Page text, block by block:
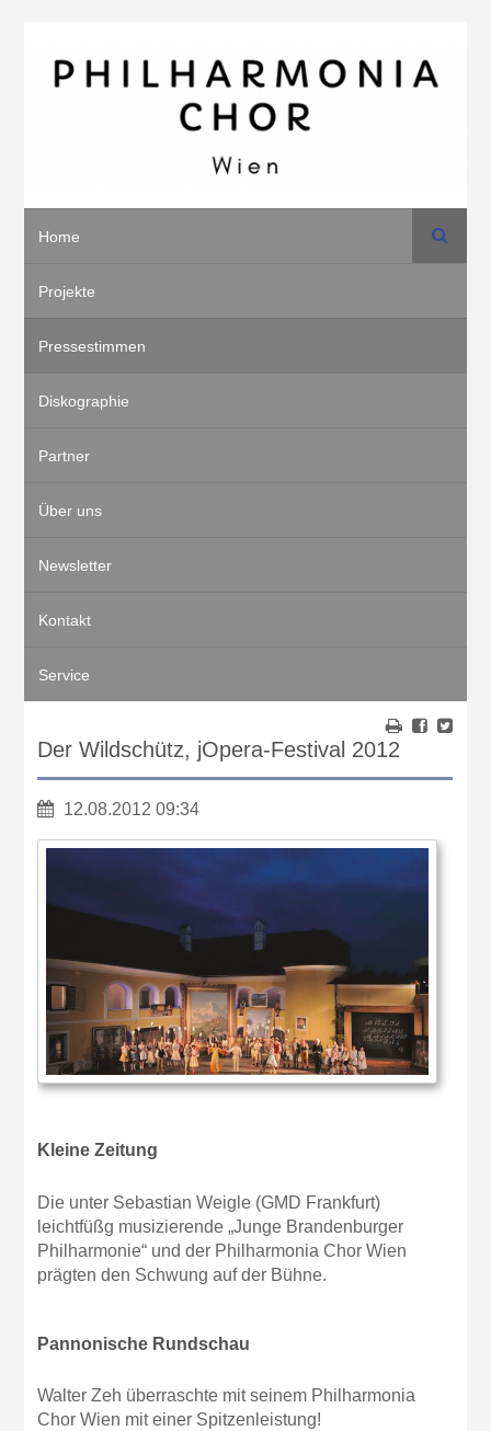
Home
Projekte
Pressestimmen
Diskographie
Partner
Über uns
Newsletter
Kontakt
Service
Suche
Der Wildschütz, jOpera-Festival 2012
12.08.2012 09:34
Kleine Zeitung
Die unter Sebastian Weigle (GMD Frankfurt)
leichtfüßg musizierende „Junge Brandenburger
Philharmonie“ und der Philharmonia Chor Wien
prägten den Schwung auf der Bühne.
Pannonische Rundschau
Walter Zeh überraschte mit seinem Philharmonia
Chor Wien mit einer Spitzenleistung!